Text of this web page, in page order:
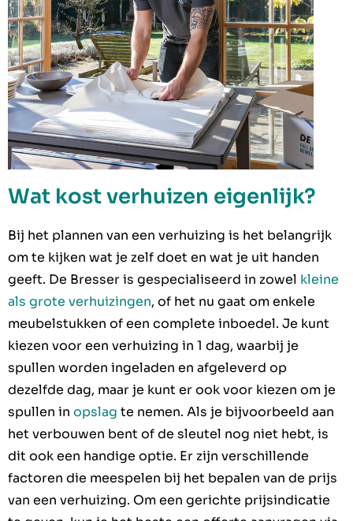
Wat kost verhuizen eigenlijk?
Bij het plannen van een verhuizing is het belangrijk
om te kijken wat je zelf doet en wat je uit handen
geeft. De Bresser is gespecialiseerd in zowel kleine
als grote verhuizingen, of het nu gaat om enkele
meubelstukken of een complete inboedel. Je kunt
kiezen voor een verhuizing in 1 dag, waarbij je
spullen worden ingeladen en afgeleverd op
dezelfde dag, maar je kunt er ook voor kiezen om je
spullen in opslag te nemen. Als je bijvoorbeeld aan
het verbouwen bent of de sleutel nog niet hebt, is
dit ook een handige optie. Er zijn verschillende
factoren die meespelen bij het bepalen van de prijs
van een verhuizing. Om een gerichte prijsindicatie